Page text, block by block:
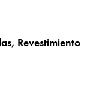
, Revestimiento